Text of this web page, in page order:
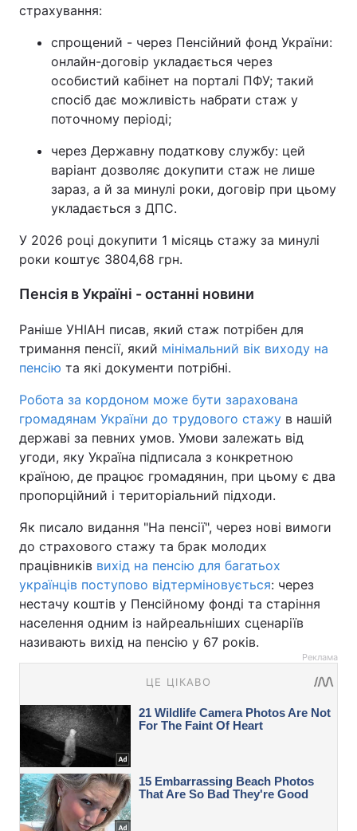
страхування:
спрощений - через Пенсійний фонд України:
онлайн-договір укладається через
особистий кабінет на порталі ПФУ; такий
спосіб дає можливість набрати стаж у
поточному періоді;
через Державну податкову службу: цей
варіант дозволяє докупити стаж не лише
зараз, а й за минулі роки, договір при цьому
укладається з ДПС.
У 2026 році докупити 1 місяць стажу за минулі
роки коштує 3804,68 грн.
Пенсія в Україні - останні новини
Раніше УНІАН писав, який стаж потрібен для
тримання пенсії, який мінімальний вік виходу на
пенсію та які документи потрібні.
Робота за кордоном може бути зарахована
громадянам України до трудового стажу в нашій
державі за певних умов. Умови залежать від
угоди, яку Україна підписала з конкретною
країною, де працює громадянин, при цьому є два
пропорційний і територіальний підходи.
Як писало видання "На пенсії", через нові вимоги
до страхового стажу та брак молодих
працівників вихід на пенсію для багатьох
українців поступово відтерміновується: через
нестачу коштів у Пенсійному фонді та старіння
населення одним із найреальніших сценаріїв
називають вихід на пенсію у 67 років.
Реклама